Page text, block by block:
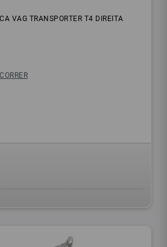
VAG TRANSPORTER T4 DIREITA